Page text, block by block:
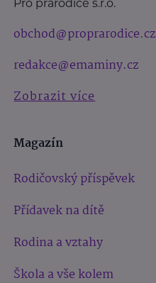
Pro prarodiče s.r.o.
obchod@proprarodice.cz
redakce@emaminy.cz
Zobrazit více
Magazín
Rodičovský příspěvek
Přídavek na dítě
Rodina a vztahy
Škola a vše kolem